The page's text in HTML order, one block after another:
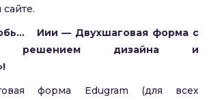
Иии — Двухшаговая форма с
решением дизайна и
форма Edugram (для всех